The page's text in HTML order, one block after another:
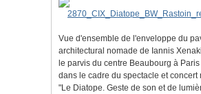
Vue d'ensemble de l'enveloppe du
architectural nomade de Iannis
le parvis du centre Beaubourg à
dans le cadre du spectacle et concert
"Le Diatope. Geste de son et de